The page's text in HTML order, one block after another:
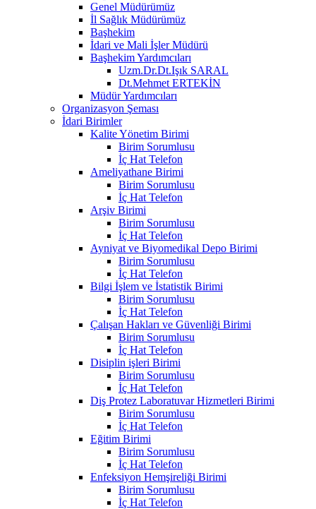
Genel Müdürümüz
İl Sağlık Müdürümüz
Başhekim
İdari ve Mali İşler Müdürü
Başhekim Yardımcıları
Uzm.Dr.Dt.Işık SARAL
Dt.Mehmet ERTEKİN
Müdür Yardımcıları
Organizasyon Şeması
İdari Birimler
Kalite Yönetim Birimi
Birim Sorumlusu
İç Hat Telefon
Ameliyathane Birimi
Birim Sorumlusu
İç Hat Telefon
Arşiv Birimi
Birim Sorumlusu
İç Hat Telefon
Ayniyat ve Biyomedikal Depo Birimi
Birim Sorumlusu
İç Hat Telefon
Bilgi İşlem ve İstatistik Birimi
Birim Sorumlusu
İç Hat Telefon
Çalışan Hakları ve Güvenliği Birimi
Birim Sorumlusu
İç Hat Telefon
Disiplin işleri Birimi
Birim Sorumlusu
İç Hat Telefon
Diş Protez Laboratuvar Hizmetleri Birimi
Birim Sorumlusu
İç Hat Telefon
Eğitim Birimi
Birim Sorumlusu
İç Hat Telefon
Enfeksiyon Hemşireliği Birimi
Birim Sorumlusu
İç Hat Telefon